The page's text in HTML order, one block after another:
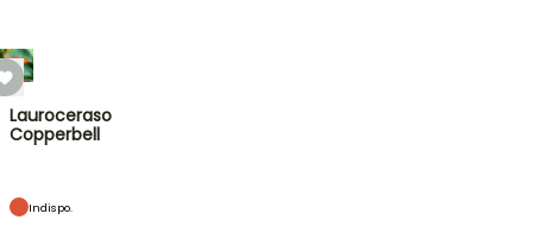
Lauroceraso
Copperbell
Indispo.